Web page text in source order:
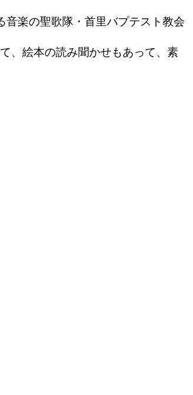
楽の聖歌隊・首里バプテスト教会
、絵本の読み聞かせもあって、素